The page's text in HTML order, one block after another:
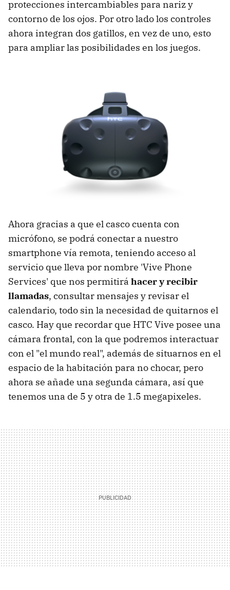
protecciones intercambiables para nariz y
contorno de los ojos. Por otro lado los controles
ahora integran dos gatillos, en vez de uno, esto
para ampliar las posibilidades en los juegos.
Ahora gracias a que el casco cuenta con
micrófono, se podrá conectar a nuestro
smartphone vía remota, teniendo acceso al
servicio que lleva por nombre 'Vive Phone
Services' que nos permitirá hacer y recibir
llamadas, consultar mensajes y revisar el
calendario, todo sin la necesidad de quitarnos el
casco. Hay que recordar que HTC Vive posee una
cámara frontal, con la que podremos interactuar
con el "el mundo real", además de situarnos en el
espacio de la habitación para no chocar, pero
ahora se añade una segunda cámara, así que
tenemos una de 5 y otra de 1.5 megapixeles.